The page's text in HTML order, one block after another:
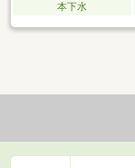
本下水